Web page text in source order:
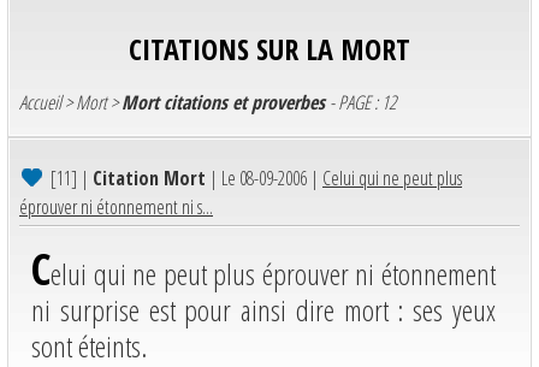
CITATIONS SUR LA MORT
Accueil>Mort>Mort citations et proverbes- PAGE : 12
[11] | Citation Mort | Le 08-09-2006 | Celui qui ne peut plus
éprouver ni étonnement ni s...
Celui qui ne peut plus éprouver ni étonnement
ni surprise est pour ainsi dire mort : ses yeux
sont éteints.